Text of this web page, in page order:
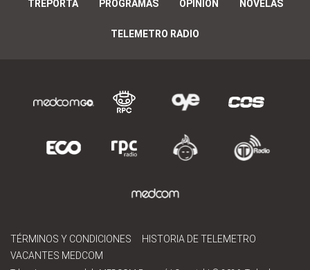
TREPORTA PROGRAMAS OPINIÓN NOVELAS
TELEMETRO RADIO
TÉRMINOS Y CONDICIONES
HISTORIA DE TELEMETRO
VACANTES MEDCOM